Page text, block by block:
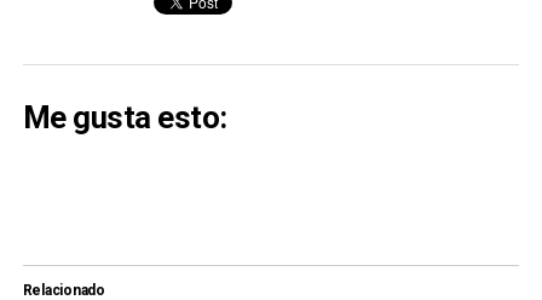
Me gusta esto:
Relacionado